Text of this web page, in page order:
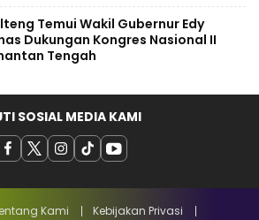
Temui Wakil Gubernur Edy
Dukungan Kongres Nasional II
Tengah
SOSIAL MEDIA KAMI
Kami Kebijakan Privasi